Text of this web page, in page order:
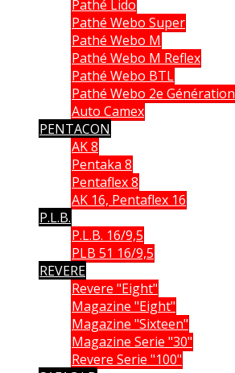
Pathé Lido
Pathé Webo Super
Pathé Webo M
Pathé Webo M Reflex
Pathé Webo BTL
Pathé Webo 2e Génération
Auto Camex
PENTACON
AK 8
Pentaka 8
Pentaflex 8
AK 16, Pentaflex 16
P.L.B.
P.L.B. 16/9,5
PLB 51 16/9,5
REVERE
Revere "Eight"
Magazine "Eight"
Magazine "Sixteen"
Magazine Serie "30"
Revere Serie "100"